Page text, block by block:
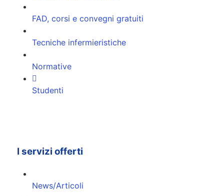
FAD, corsi e convegni gratuiti
Tecniche infermieristiche
Normative
Studenti
I servizi offerti
News/Articoli